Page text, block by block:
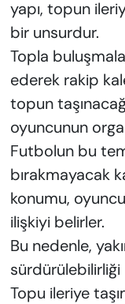
yapı, topun
bir unsurdur.
Topla
ederek rakip
topun
oyuncunun
Futbolun bu
bırakmayacak
konumu,
ilişkiyi belirler.
Bu nedenle,
Topu ileriye
ÖZEL HABER
YAZAR
SİYASET
VAN VE